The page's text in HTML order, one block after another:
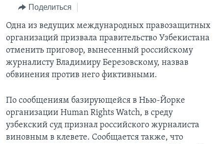
Перейти
поиск
ПОЧЕМУ ЭТО ВАЖНО?
ДИСКУССИЯ VOA
НЬЮ-ЙОРК NEW YORK
АМЕРИКА. БОЛЬШОЕ ПУТЕШЕСТВИЕ
А КАК В АМЕРИКЕ?
АРТЕФАКТЫ
АМЕРИКАНСКИЕ ГОРОДКИ
ТЕСТЫ
ФАКТЫ ПРОТИВ ФЕЙКОВ
ЗА СВОБОДУ ПРЕССЫ
УЧИМ АНГЛИЙСКИЙ
ВИДЕО
ПОДПИСКА НА НОВОСТИ
Learning English
СОЦИАЛЬНЫЕ СЕТИ
Поделиться
Одна из ведущих международных правозащитных
организаций призвала правительство Узбекистана
отменить приговор, вынесенный российскому
журналисту Владимиру Березовскому, назвав
обвинения против него фиктивными.
По сообщениям базирующейся в Нью-Йорке
организации Human Rights Watch, в среду
узбекский суд признал российского журналиста
виновным в клевете. Сообщается также, что